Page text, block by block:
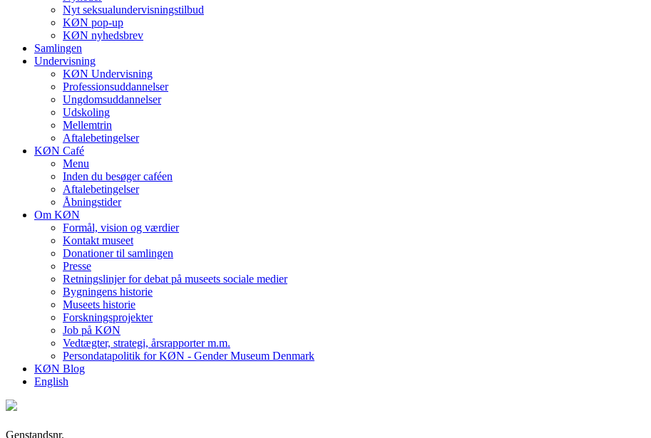
Nyt seksualundervisningstilbud
KØN pop-up
KØN nyhedsbrev
Samlingen
Undervisning
KØN Undervisning
Professionsuddannelser
Ungdomsuddannelser
Udskoling
Mellemtrin
Aftalebetingelser
KØN Café
Menu
Inden du besøger caféen
Aftalebetingelser
Åbningstider
Om KØN
Formål, vision og værdier
Kontakt museet
Donationer til samlingen
Presse
Retningslinjer for debat på museets sociale medier
Bygningens historie
Museets historie
Forskningsprojekter
Job på KØN
Vedtægter, strategi, årsrapporter m.m.
Persondatapolitik for KØN - Gender Museum Denmark
KØN Blog
English
Genstandsnr.